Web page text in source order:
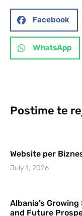
Facebook
WhatsApp
Postime te
Website per
July 1, 2026
Albania’s
and Future